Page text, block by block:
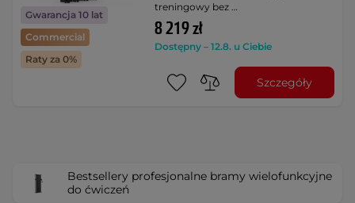
Gwarancja 10 lat
Commercial
Raty za 0%
treningowy bez …
8 219 zł
Dostępny – 12.8. u Ciebie
Szczegóły
Bestsellery profesjonalne bramy wielofunkcyjne
do ćwiczeń